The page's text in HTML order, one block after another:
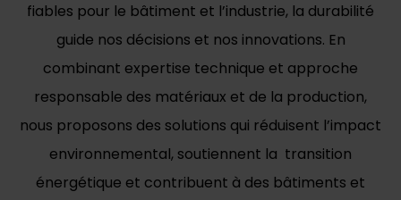
fiables pour le bâtiment et l’industrie, la durabilité
guide nos décisions et nos innovations. En
combinant expertise technique et approche
responsable des matériaux et de la production,
nous proposons des solutions qui réduisent l’impact
environnemental, soutiennent la transition
énergétique et contribuent à des bâtiments et